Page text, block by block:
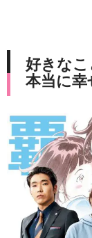
好きなこ
本当に